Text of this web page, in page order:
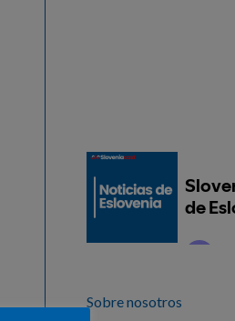
Sobre nosotros